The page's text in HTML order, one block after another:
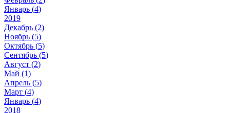
Январь (4)
2019
Декабрь (2)
Ноябрь (5)
Октябрь (5)
Сентябрь (5)
Август (2)
Май (1)
Апрель (5)
Март (4)
Январь (4)
2018